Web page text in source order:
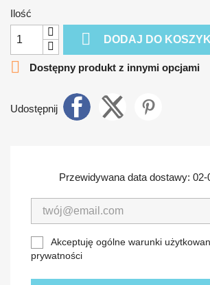
Ilość
 DODAJ DO

Dostępny produkt z innymi opcjami
Udostępnij
Przewidywana data dostawy: 02-
Akceptuję ogólne warunki
prywatności